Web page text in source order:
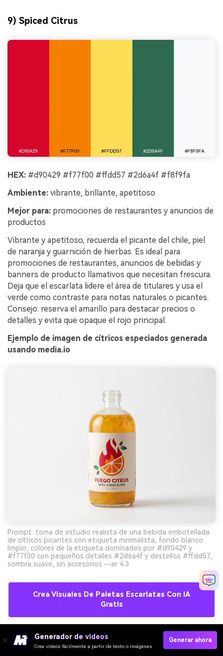
9) Spiced Citrus
HEX: #d90429 #f77f00 #ffdd57 #2d6a4f #f8f9fa
Ambiente: vibrante, brillante, apetitoso
Mejor para: promociones de restaurantes y anuncios de
productos
Vibrante y apetitoso, recuerda el picante del chile, piel
de naranja y guarnición de hierbas. Es ideal para
promociones de restaurantes, anuncios de bebidas y
banners de producto llamativos que necesitan frescura.
Deja que el escarlata lidere el área de titulares y usa el
verde como contraste para notas naturales o picantes.
Consejo: reserva el amarillo para destacar precios o
detalles y evita que opaque el rojo principal.
Ejemplo de imagen de cítricos especiados generada
usando media.io
Prompt: toma de estudio realista de una bebida embotellada
de cítricos picantes con etiqueta minimalista, fondo blanco
limpio, colores de la etiqueta dominados por #d90429 y
#f77f00 con pequeños detalles #2d6a4f y destellos #ffdd57,
sombra suave, sin accesorios --ar 4:3
Crea Visuales De Paletas Escarlatas Con IA
Gratis
10) Herencia Moderna
Generador de videos
Crea videos fácilmente a partir de texto o imágenes
Generar ahora